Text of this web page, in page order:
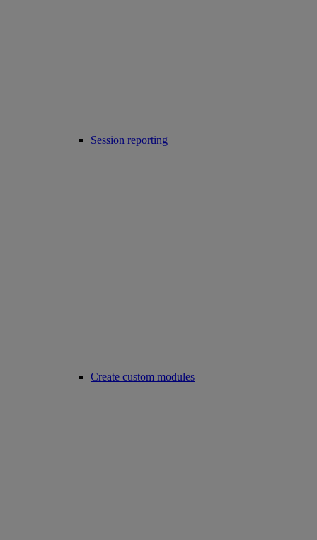
Session reporting
Create custom modules